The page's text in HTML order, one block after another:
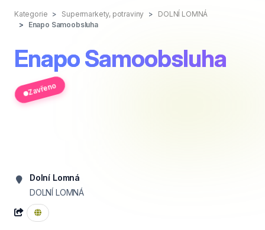
Kategorie Supermarkety, potraviny
DOLNÍ LOMNÁ
Enapo Samoobsluha
Enapo Samoobsluha
Zavřeno
Dolní Lomná
DOLNÍ LOMNÁ